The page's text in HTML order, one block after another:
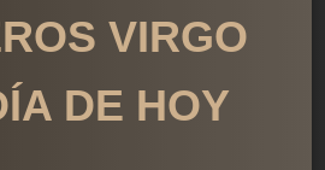
VIRGO
DE HOY